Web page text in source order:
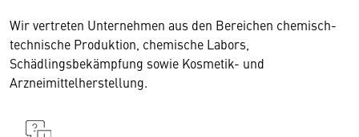
Wir vertreten Unternehmen aus den Bereichen chemisch-
technische Produktion, chemische Labors,
Schädlingsbekämpfung sowie Kosmetik- und
Arzneimittelherstellung.